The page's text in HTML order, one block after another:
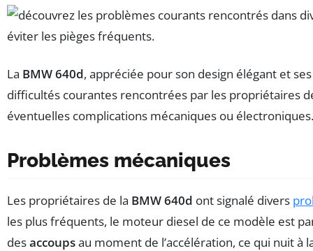
La BMW 640d, appréciée pour son design élégant et
difficultés courantes rencontrées par les propriétaires
éventuelles complications mécaniques ou électroniques.
Problèmes mécaniques
Les propriétaires de la BMW 640d ont signalé divers
les plus fréquents, le moteur diesel de ce modèle est
desaccoupsau moment de l’accélération, ce qui nuit